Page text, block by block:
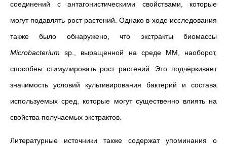
соединений с антагонистическими свойствами, которые
могут подавлять рост растений. Однако в ходе исследования
также было обнаружено, что экстракты биомассы
Microbacterium sp., выращенной на среде MM, наоборот,
способны стимулировать рост растений. Это подчёркивает
значимость условий культивирования бактерий и состава
используемых сред, которые могут существенно влиять на
свойства получаемых экстрактов.
Литературные источники также содержат упоминания о